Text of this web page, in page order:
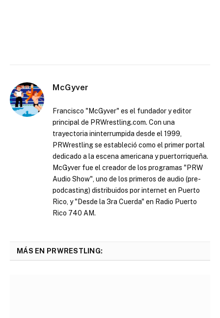
McGyver
Francisco "McGyver" es el fundador y editor
principal de PRWrestling.com. Con una
trayectoria ininterrumpida desde el 1999,
PRWrestling se estableció como el primer portal
dedicado a la escena americana y puertorriqueña.
McGyver fue el creador de los programas "PRW
Audio Show", uno de los primeros de audio (pre-
podcasting) distribuidos por internet en Puerto
Rico, y "Desde la 3ra Cuerda" en Radio Puerto
Rico 740 AM.
MÁS EN PRWRESTLING: